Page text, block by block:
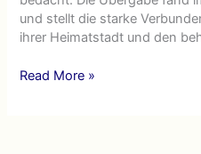
und stellt die starke
ihrer Heimatstadt und den
Spenden-
Read More »